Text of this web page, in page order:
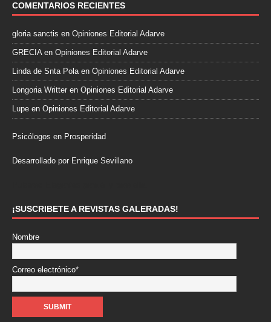
COMENTARIOS RECIENTES
gloria sanctis en Opiniones Editorial Adarve
GRECIAen Opiniones Editorial Adarve
Linda de Snta Polaen Opiniones Editorial Adarve
Longoria Writter en Opiniones Editorial Adarve
Lupe en Opiniones Editorial Adarve
Psicólogos en Prosperidad
Desarrollado por Enrique Sevillano
¡SUSCRIBETE A REVISTAS GALERADAS!
Nombre
Correo electrónico*